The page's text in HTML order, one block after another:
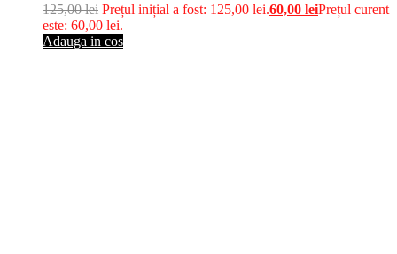
125,00lei Prețul inițial a fost: 125,00 lei.60,00 leiPrețul curent
este: 60,00 lei.
Adauga in cos